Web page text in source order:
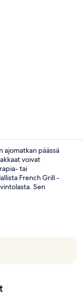
ajomatkan päässä
voivat
tai
French Grill -
Sen
ja ympäri
ja
matkailijat pitävät.